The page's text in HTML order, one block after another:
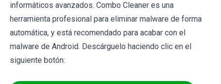
informáticos avanzados. Combo Cleaner es una
herramienta profesional para eliminar malware de forma
automática, y está recomendado para acabar con el
malware de Android. Descárguelo haciendo clic en el
siguiente botón: